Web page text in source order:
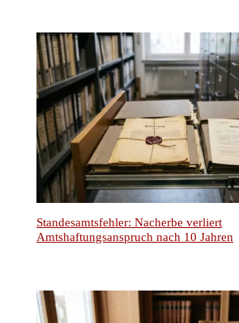
Standesamtsfehler: Nacherbe verliert
Amtshaftungsanspruch nach 10 Jahren